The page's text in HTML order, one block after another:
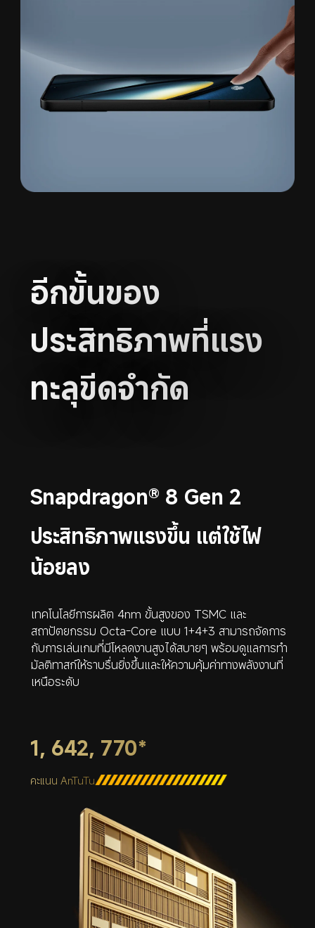
อีกขั้นของ
ประสิทธิภาพที่แรง
ทะลุขีดจำกัด
Snapdragon® 8 Gen 2
ประสิทธิภาพแรงขึ้น แต่ใช้ไฟ
น้อยลง
เทคโนโลยีการผลิต 4nm ขั้นสูงของ TSMC และ
สถาปัตยกรรม Octa-Core แบบ 1+4+3 สามารถจัดการ
กับการเล่นเกมที่มีโหลดงานสูงได้สบายๆ พร้อมดูแลการทำ
มัลติทาสก์ให้ราบรื่นยิ่งขึ้นและให้ความคุ้มค่าทางพลังงานที่
เหนือระดับ
1, 642, 770*
คะแนน AnTuTu